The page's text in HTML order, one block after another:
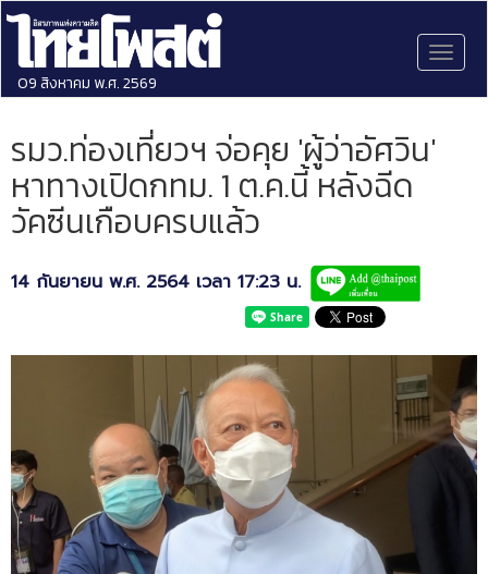
09 สิงหาคม พ.ศ. 2569
รมว.ท่องเที่ยวฯ จ่อคุย 'ผู้ว่าอัศวิน'
หาทางเปิดกทม. 1 ต.ค.นี้ หลังฉีด
วัคซีนเกือบครบแล้ว
14 กันยายน พ.ศ. 2564 เวลา 17:23 น.